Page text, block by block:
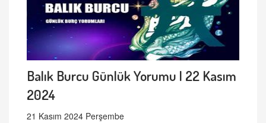
Balık Burcu Günlük Yorumu | 22 Kasım
2024
21 Kasım 2024 Perşembe